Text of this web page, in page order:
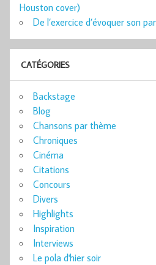
Houston cover)
De l’exercice d’évoquer son
CATÉGORIES
Backstage
Blog
Chansons par thème
Chroniques
Cinéma
Citations
Concours
Divers
Highlights
Inspiration
Interviews
Le pola d'hier soir